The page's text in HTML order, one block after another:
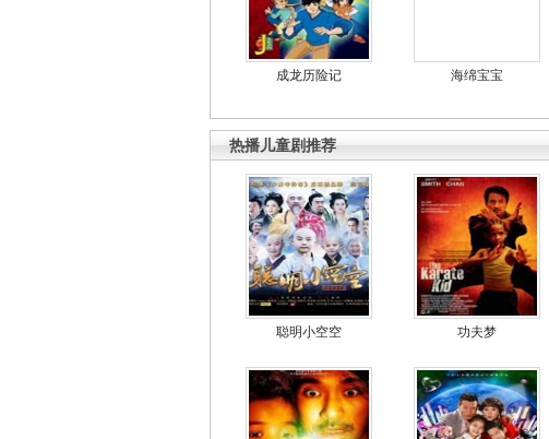
成龙历险记 海绵宝宝
热播儿童剧推荐
聪明小空空 功夫梦